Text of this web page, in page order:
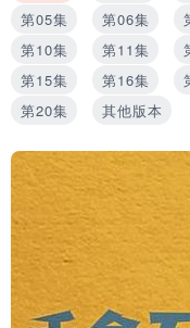
第05集
第06集
第10集
第11集
第15集
第16集
第20集
其他版本